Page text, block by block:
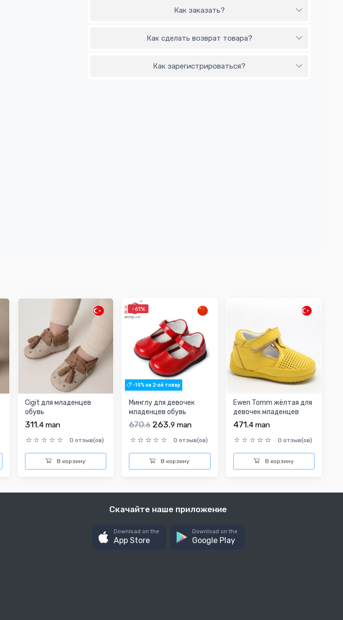
Как заказать?
Как сделать возврат товара?
Как зарегистрироваться?
Cigit для младенцев
обувь
311.4 man
0 отзыв(ов)
В корзину
-61%
-10% на 2-ой товар
Минглу для девочек
младенцев обувь
670.6 263.9 man
0 отзыв(ов)
В корзину
Ewen Tomm жёлтая для
девочек младенцев
повседневная обувь
471.4 man
0 отзыв(ов)
В корзину
Скачайте наше приложение
Download on the
App Store
Download on the
Google Play